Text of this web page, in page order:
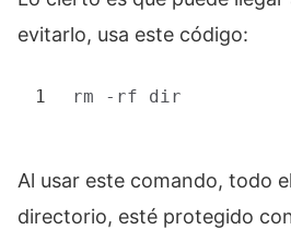
evitarlo, usa este código:
1 rm -rf dir
Al usar este comando, todo
directorio, esté protegido